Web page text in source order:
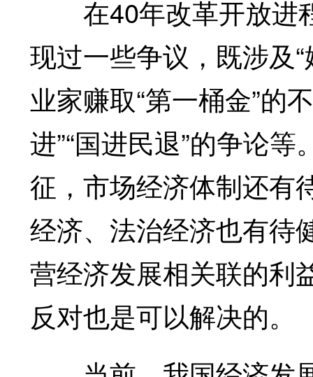
在40年改革开放进
现过一些争议，既涉及
业家赚取“第一桶金”的
进”“国进民退”的争论
征，市场经济体制还有
经济、法治经济也有待
营经济发展相关联的利
反对也是可以解决的。